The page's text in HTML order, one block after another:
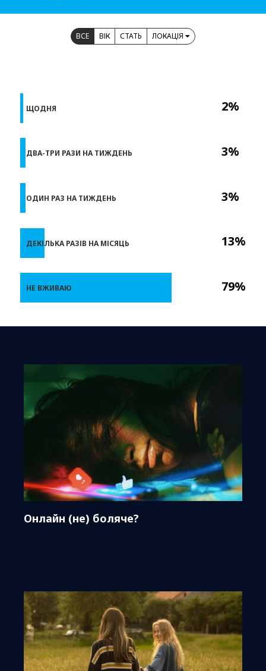
ВСЕ ВІК СТАТЬ ЛОКАЦІЯ
2%
3%
3%
13%
79%
ЩОДНЯ
ДВА-ТРИ РАЗИ НА ТИЖДЕНЬ
ОДИН РАЗ НА ТИЖДЕНЬ
ДЕКІЛЬКА РАЗІВ НА МІСЯЦЬ
НЕ ВЖИВАЮ
Онлайн (не) боляче?